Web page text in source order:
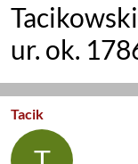
ur. ok.
Tacik